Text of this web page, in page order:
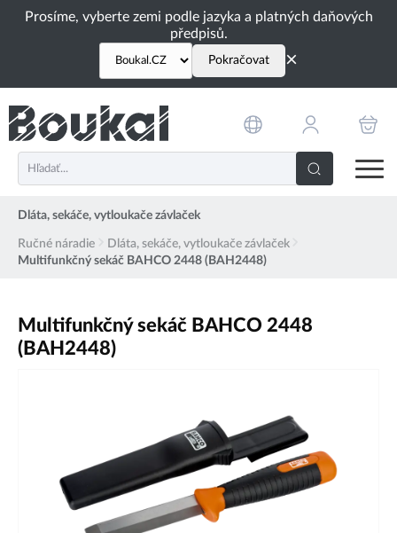
Prosíme, vyberte zemi podle jazyka a platných daňových
předpisů.
Pokračovat ×
Dláta, sekáče, vytloukače závlaček
Ručné náradie
Dláta, sekáče, vytloukače závlaček
Multifunkčný sekáč BAHCO 2448 (BAH2448)
Multifunkčný sekáč BAHCO 2448
(BAH2448)